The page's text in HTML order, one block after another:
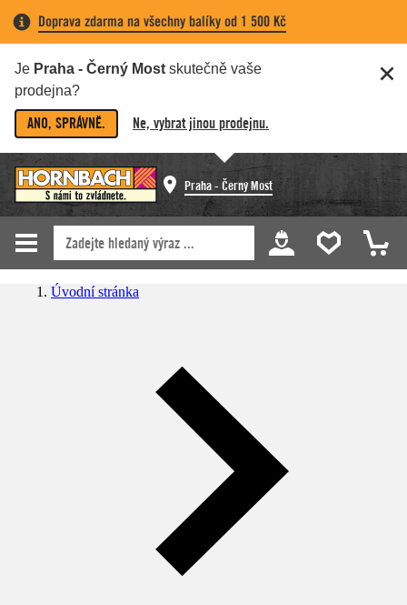
Doprava zdarma na všechny balíky od 1 500 Kč
Je Praha - Černý Most skutečně vaše
prodejna?
ANO, SPRÁVNĚ. Ne, vybrat jinou prodejnu.
Praha - Černý Most
Úvodní stránka